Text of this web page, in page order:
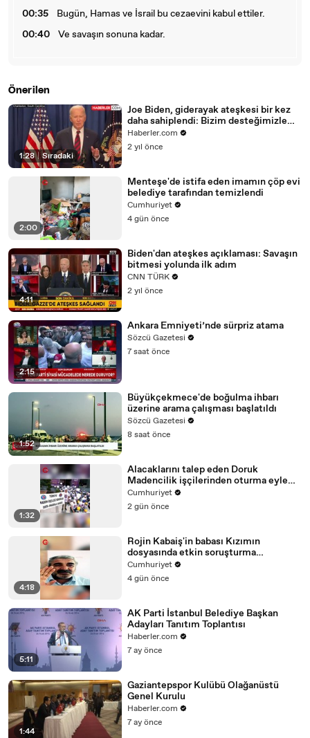
00:35
Bugün, Hamas ve İsrail bu cezaevini kabul ettiler.
00:40
Ve savaşın sonuna kadar.
Önerilen
1:28 | Sıradaki
Joe Biden, giderayak ateşkesi bir kez
daha sahiplendi: Bizim desteğimizle
sağlandı
Haberler.com
2 yıl önce
2:00
Menteşe'de istifa eden imamın çöp evi
belediye tarafından temizlendi
Cumhuriyet
4 gün önce
4:11
Biden'dan ateşkes açıklaması: Savaşın
bitmesi yolunda ilk adım
CNN TÜRK
2 yıl önce
2:15
Ankara Emniyeti’nde sürpriz atama
Sözcü Gazetesi
7 saat önce
1:52
Büyükçekmece'de boğulma ihbarı
üzerine arama çalışması başlatıldı
Sözcü Gazetesi
8 saat önce
1:32
Alacaklarını talep eden Doruk
Madencilik işçilerinden oturma eylemi
Haftaya açlık grevine başlayacağız
Cumhuriyet
2 gün önce
4:18
Rojin Kabaiş'in babası Kızımın
dosyasında etkin soruşturma
yürütülmüyor
Cumhuriyet
4 gün önce
5:11
AK Parti İstanbul Belediye Başkan
Adayları Tanıtım Toplantısı
Haberler.com
7 ay önce
1:44
Gaziantepspor Kulübü Olağanüstü
Genel Kurulu
Haberler.com
7 ay önce